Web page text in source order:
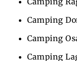
Camping
Camping
Camping